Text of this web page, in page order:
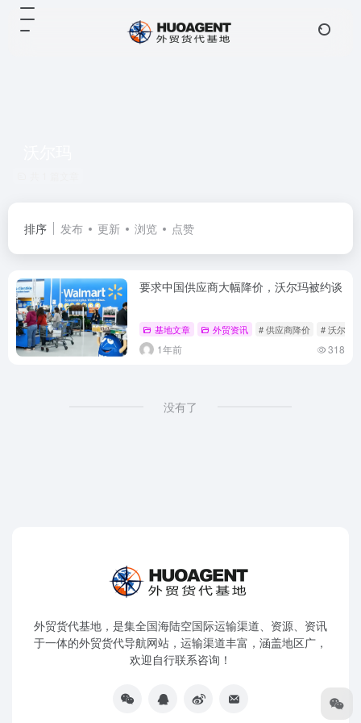
排序 发布 更新 浏览 点赞
要求中国供应商大幅降价，沃尔玛被约谈
基地文章 外贸资讯 # 供应商降价 # 沃尔玛
1年前 318
没有了
外贸货代基地，是集全国海陆空国际运输渠道、资源、资讯
于一体的外贸货代导航网站，运输渠道丰富，涵盖地区广，
欢迎自行联系咨询！